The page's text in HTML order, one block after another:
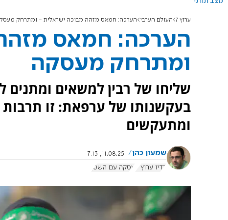
ערוץ 7 העולם הערבי הערכה: חמאס מזהה מבוכה ישראלית - ומתרחק
הערכה: חמאס
ומתרחק מעסקה
שליחו של רבין למשאים
בעקשנותו של ערפאת: זו
ומתעקשים
שמעון כהן
11.08.25, 7:13
רדיו ערוץ 7
עסקה עם השטן